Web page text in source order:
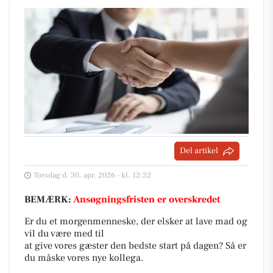
Del artikel
Torsdag d. 30. apr. 2026 - kl. 12:32
BEMÆRK: Ansøgningsfristen er overskredet
Er du et morgenmenneske, der elsker at lave mad og
vil du være med til
at give vores gæster den bedste start på dagen? Så er
du måske vores nye kollega.